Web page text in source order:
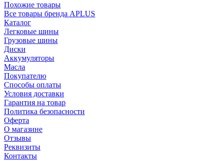
Похожие товары
Все товары бренда APLUS
Каталог
Легковые шины
Грузовые шины
Диски
Аккумуляторы
Масла
Покупателю
Способы оплаты
Условия доставки
Гарантия на товар
Политика безопасности
Оферта
О магазине
Отзывы
Реквизиты
Контакты